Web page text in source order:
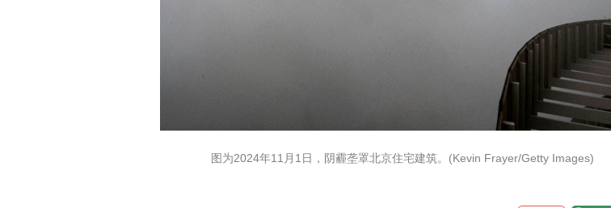
图为2024年11月1日，阴霾垄罩北京住宅建筑。(Kevin Frayer/Getty Images)